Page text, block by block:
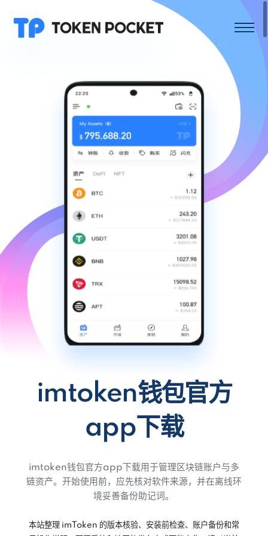
imtoken钱包官方
app下载
imtoken钱包官方app下载用于管理区块链账户与多
链资产。开始使用前，应先核对软件来源，并在离线环
境妥善备份助记词。
本站整理 imToken 的版本核验、安装前检查、账户备份和常